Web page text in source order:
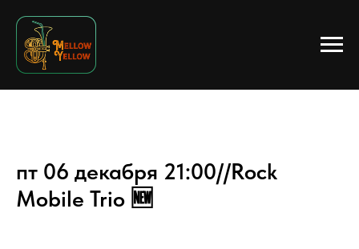
пт 06 декабря 21:00//Rock
Mobile Trio 🆕